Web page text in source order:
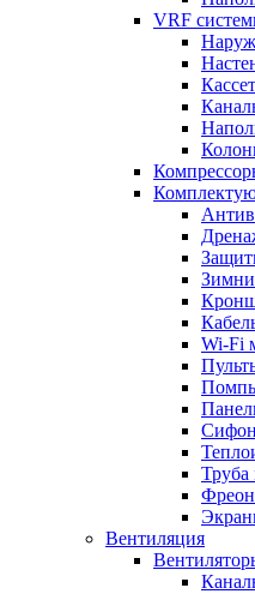
VRF
Wi-Fi
Труба
Фреон
Вентиляция